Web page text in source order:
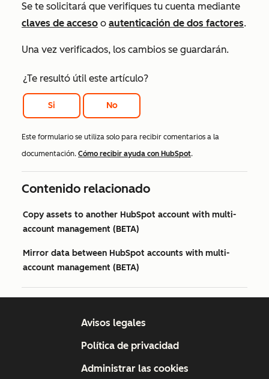
Se te solicitará que verifiques tu cuenta mediante
claves de acceso o autenticación de dos factores.
Una vez verificados, los cambios se guardarán.
¿Te resultó útil este artículo?
Si No
Este formulario se utiliza solo para recibir comentarios a la
documentación. Cómo recibir ayuda con HubSpot.
Contenido relacionado
Copy assets to another HubSpot account with multi-
account management (BETA)
Mirror data between HubSpot accounts with multi-
account management (BETA)
Avisos legales
Política de privacidad
Administrar las cookies